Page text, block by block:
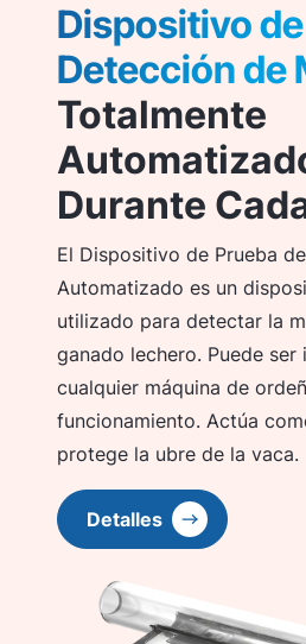
Dispositivo de
Detección de
Totalmente
Durante
El Dispositivo de Prueba
Automatizado es un
utilizado para detectar la
ganado lechero. Puede ser
cualquier máquina de
funcionamiento. Actúa
protege la ubre de la vaca.
Detalles